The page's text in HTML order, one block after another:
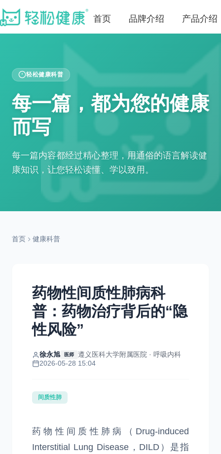
首页 品牌介绍 产品介绍
轻松健康科普
每一篇，都为您的健康
而写
每一篇内容都经过精心整理，用通俗的语言解读健
康知识，让您轻松读懂、学以致用。
首页 健康科普
药物性间质性肺病科
普：药物治疗背后的“隐
性风险”
徐永旭 医师
遵义医科大学附属医院 · 呼吸内科
2026-05-28 15:04
间质性肺
药物性间质性肺病（Drug-induced
Interstitial Lung Disease，DILD）是指